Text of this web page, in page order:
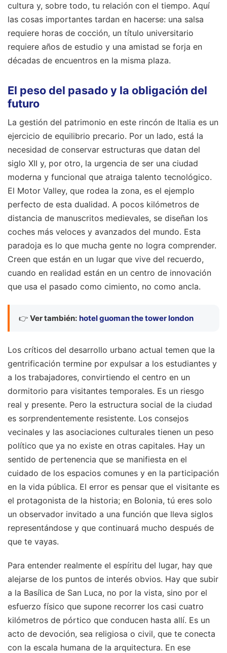
cultura y, sobre todo, tu relación con el tiempo. Aquí
las cosas importantes tardan en hacerse: una salsa
requiere horas de cocción, un título universitario
requiere años de estudio y una amistad se forja en
décadas de encuentros en la misma plaza.
El peso del pasado y la obligación del
futuro
La gestión del patrimonio en este rincón de Italia es un
ejercicio de equilibrio precario. Por un lado, está la
necesidad de conservar estructuras que datan del
siglo XII y, por otro, la urgencia de ser una ciudad
moderna y funcional que atraiga talento tecnológico.
El Motor Valley, que rodea la zona, es el ejemplo
perfecto de esta dualidad. A pocos kilómetros de
distancia de manuscritos medievales, se diseñan los
coches más veloces y avanzados del mundo. Esta
paradoja es lo que mucha gente no logra comprender.
Creen que están en un lugar que vive del recuerdo,
cuando en realidad están en un centro de innovación
que usa el pasado como cimiento, no como ancla.
👉 Ver también: hotel guoman the tower london
Los críticos del desarrollo urbano actual temen que la
gentrificación termine por expulsar a los estudiantes y
a los trabajadores, convirtiendo el centro en un
dormitorio para visitantes temporales. Es un riesgo
real y presente. Pero la estructura social de la ciudad
es sorprendentemente resistente. Los consejos
vecinales y las asociaciones culturales tienen un peso
político que ya no existe en otras capitales. Hay un
sentido de pertenencia que se manifiesta en el
cuidado de los espacios comunes y en la participación
en la vida pública. El error es pensar que el visitante es
el protagonista de la historia; en Bolonia, tú eres solo
un observador invitado a una función que lleva siglos
representándose y que continuará mucho después de
que te vayas.
Para entender realmente el espíritu del lugar, hay que
alejarse de los puntos de interés obvios. Hay que subir
a la Basílica de San Luca, no por la vista, sino por el
esfuerzo físico que supone recorrer los casi cuatro
kilómetros de pórtico que conducen hasta allí. Es un
acto de devoción, sea religiosa o civil, que te conecta
con la escala humana de la arquitectura. En ese